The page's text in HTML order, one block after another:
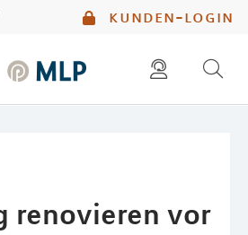
kunden-login
renovieren vor